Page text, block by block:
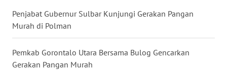
Penjabat Gubernur Sulbar Kunjungi Gerakan Pangan
Murah di Polman
Pemkab Gorontalo Utara Bersama Bulog Gencarkan
Gerakan Pangan Murah
WN
WN